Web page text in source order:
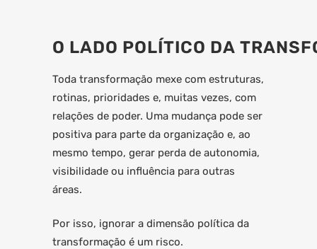
O LADO POLÍTICO DA
Toda transformação mexe com estruturas,
rotinas, prioridades e, muitas vezes, com
relações de poder. Uma mudança pode ser
positiva para parte da organização e, ao
mesmo tempo, gerar perda de autonomia,
visibilidade ou influência para outras
áreas.
Por isso, ignorar a dimensão política da
transformação é um risco.